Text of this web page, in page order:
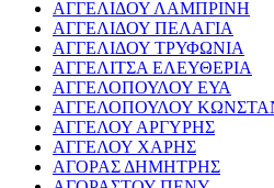
ΑΓΓΕΛΙΔΟΥ ΛΑΜΠΡΙΝΗ
ΑΓΓΕΛΙΔΟΥ ΠΕΛΑΓΙΑ
ΑΓΓΕΛΙΔΟΥ ΤΡΥΦΩΝΙΑ
ΑΓΓΕΛΙΤΣΑ ΕΛΕΥΘΕΡΙΑ
ΑΓΓΕΛΟΠΟΥΛΟΥ ΕΥΑ
ΑΓΓΕΛΟΠΟΥΛΟΥ
ΑΓΓΕΛΟΥ ΑΡΓΥΡΗΣ
ΑΓΓΕΛΟΥ ΧΑΡΗΣ
ΑΓΟΡΑΣ ΔΗΜΗΤΡΗΣ